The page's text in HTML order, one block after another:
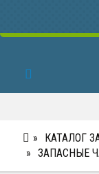
КАТАЛОГ
ЗАПАСНЫЕ